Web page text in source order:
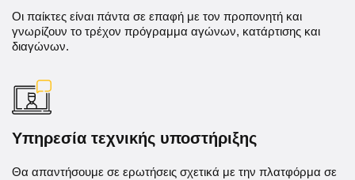
Οι παίκτες είναι πάντα σε επαφή με τον προπονητή και
γνωρίζουν το τρέχον πρόγραμμα αγώνων, κατάρτισης και
διαγώνων.
Υπηρεσία τεχνικής υποστήριξης
Θα απαντήσουμε σε ερωτήσεις σχετικά με την πλατφόρμα σε